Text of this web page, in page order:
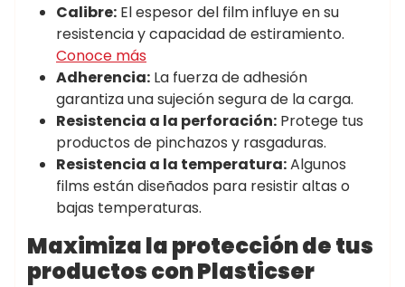
Calibre: El espesor del film influye en su
resistencia y capacidad de estiramiento.
Conoce más
Adherencia: La fuerza de adhesión
garantiza una sujeción segura de la carga.
Resistencia a la perforación: Protege tus
productos de pinchazos y rasgaduras.
Resistencia a la temperatura:Algunos
films están diseñados para resistir altas o
bajas temperaturas.
Maximiza la protección de tus
productos con Plasticser